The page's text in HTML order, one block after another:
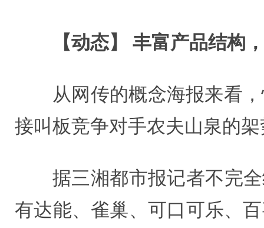
【动态】 丰富产品结构
从网传的概念海报来看
接叫板竞争对手农夫山泉的
据三湘都市报记者不完
有达能、雀巢、可口可乐、